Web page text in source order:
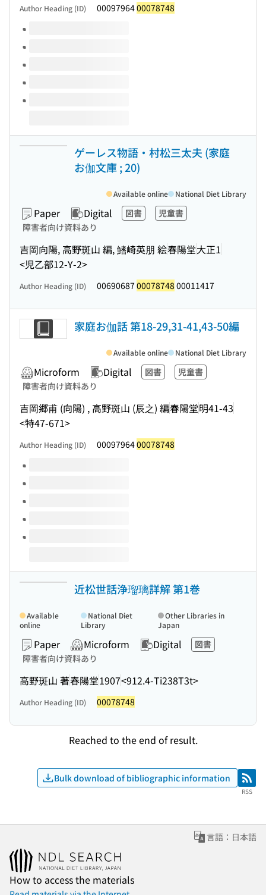
Author Heading (ID) 0009796400078748
Volumes of this title
ゲーレス物語・村松三太夫 (家庭
お伽文庫 ; 20)
Paper Digital 図書
児童書
障害者向け資料あり
吉岡向陽, 高野斑山 編, 鰭崎英朋 絵春陽堂大正1
<児乙部12-Y-2>
Available online National Diet Library
Author Heading (ID) 00690687 00078748 00011417
家庭お伽話 第18-29,31-41,43-50編
Microform Digital 図書
児童書
障害者向け資料あり
吉岡郷甫 (向陽) , 高野斑山 (辰之) 編春陽堂明41-43
<特47-671>
Available online National Diet Library
Author Heading (ID) 0009796400078748
Volumes of this title
近松世話浄瑠璃詳解 第1巻
Paper Microform Digital
図書
障害者向け資料あり
高野斑山 著春陽堂1907<912.4-Ti238T3t>
Available
online
National Diet
Library
Other Libraries in
Japan
Author Heading (ID) 00078748
Reached to the end of result.
Bulk download of bibliographic information RSS
RSS
言語：日本語
How to access the materials